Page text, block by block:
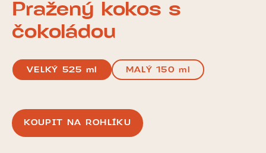
Pražený kokos s
čokoládou
VELKÝ 525 ml MALÝ 150 ml
KOUPIT NA ROHLÍKU